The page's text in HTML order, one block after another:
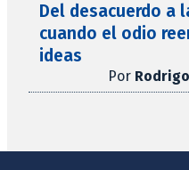
Del desacuerdo a
cuando el odio
ideas
Por